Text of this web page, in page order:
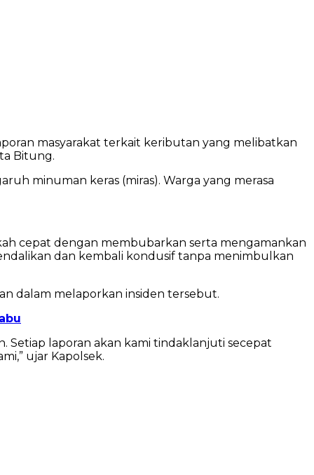
masyarakat terkait keributan yang melibatkan
Bitung.
minuman keras (miras). Warga yang merasa
cepat dengan membubarkan serta mengamankan
dan kembali kondusif tanpa menimbulkan
dalam melaporkan insiden tersebut.
Setiap laporan akan kami tindaklanjuti secepat
ujar Kapolsek.